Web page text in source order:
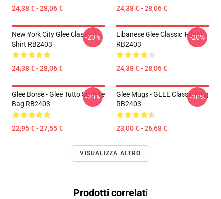
24,38 € - 28,06 € 24,38 € - 28,06 €
New York City Glee Classic T-
Shirt RB2403
24,38 € - 28,06 €
-20%
Libanese Glee Classic T-Shirt
RB2403
24,38 € - 28,06 €
-20%
Glee Borse - Glee Tutto Su Tote
Bag RB2403
22,95 € - 27,55 €
-20%
Glee Mugs - GLEE Classic Mug
RB2403
23,00 € - 26,68 €
-20%
VISUALIZZA ALTRO
Prodotti correlati